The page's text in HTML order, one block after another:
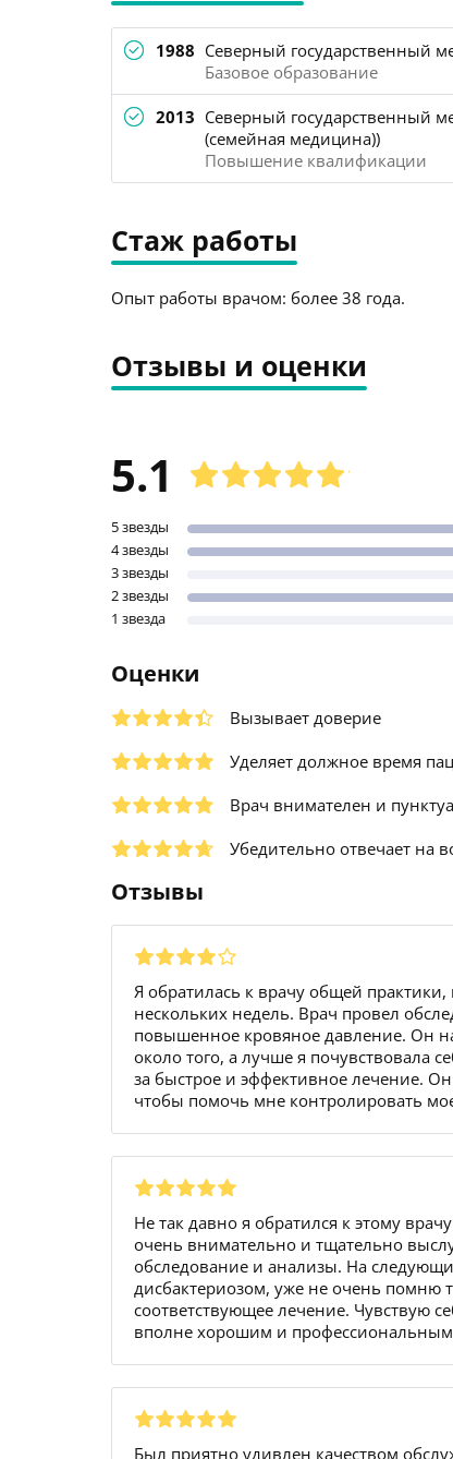
1988 Северный государственный
Базовое образование
2013 Северный государственный
(семейная медицина))
Повышение квалификации
Стаж работы
Опыт работы врачом: более 38 года.
Отзывы и оценки
5.1
5 звезды
4 звезды
3 звезды
2 звезды
1 звезда
Оценки
Вызывает доверие
Уделяет должное время
Врач внимателен и
Убедительно отвечает на
Отзывы
Я обратилась к врачу общей
нескольких недель. Врач провел
повышенное кровяное давление. Он
около того, а лучше я почувствовала
за быстрое и эффективное лечение.
чтобы помочь мне контролировать
Не так давно я обратился к этому
очень внимательно и тщательно
обследование и анализы. На
дисбактериозом, уже не очень помню
соответствующее лечение. Чувствую
вполне хорошим и
Был приятно удивлен качеством